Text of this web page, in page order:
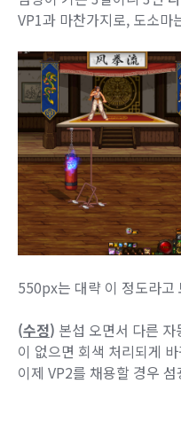
VP1과 마찬가지로, 도소마
550px는 대략 이 정도라고
(수정) 본섭 오면서 다른
이 없으면 회색 처리되게
이제 VP2를 채용할 경우